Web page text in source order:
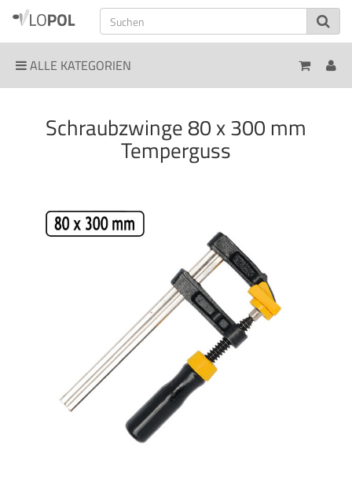
ALLE KATEGORIEN
Schraubzwinge 80 x 300 mm
Temperguss